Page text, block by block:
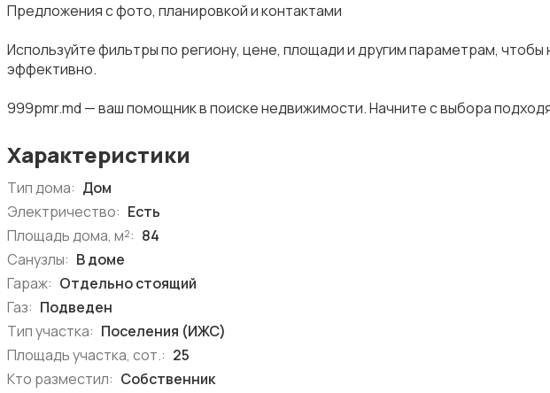
Предложения с фото, планировкой и контактами
Используйте фильтры по региону, цене, площади и другим параметрам,
эффективно.
999pmr.md — ваш помощник в поиске недвижимости. Начните с выбора
Характеристики
Тип дома: Дом
Электричество: Есть
Площадь дома, м²: 84
Санузлы: В доме
Гараж: Отдельно стоящий
Газ: Подведен
Тип участка: Поселения (ИЖС)
Площадь участка, сот.: 25
Кто разместил: Собственник